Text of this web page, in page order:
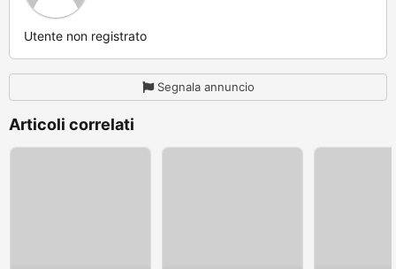
Utente non registrato
Segnala annuncio
Articoli correlati